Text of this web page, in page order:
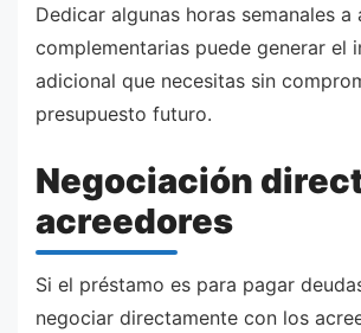
Dedicar algunas horas semanales
complementarias puede generar el
adicional que necesitas sin
presupuesto futuro.
Negociación
acreedores
Si el préstamo es para pagar
negociar directamente con los